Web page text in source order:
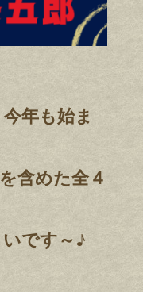
年も始ま
含めた全４
です～♪